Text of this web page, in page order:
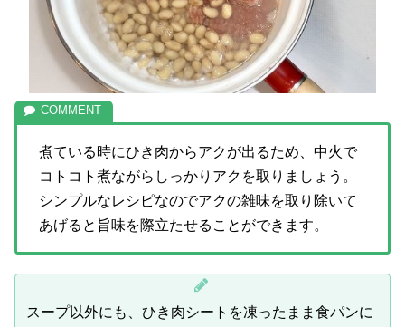
煮ている時にひき肉からアクが出るため、中火で
コトコト煮ながらしっかりアクを取りましょう。
シンプルなレシピなのでアクの雑味を取り除いて
あげると旨味を際立たせることができます。
スープ以外にも、ひき肉シートを凍ったまま食パンに